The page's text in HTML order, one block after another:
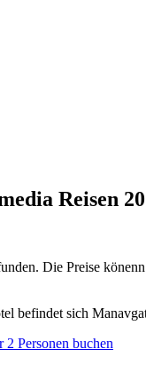
Reisen
Die Preise
befindet sich